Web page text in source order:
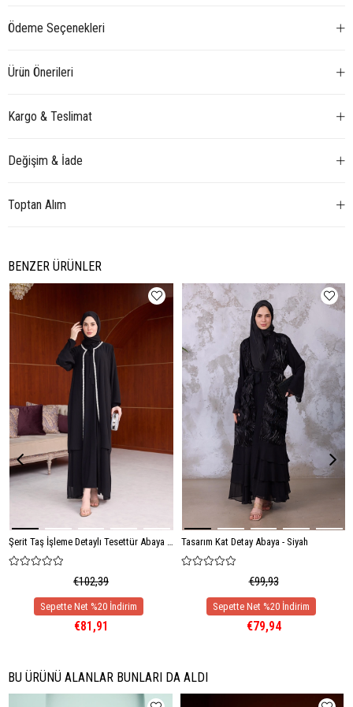
Ödeme Seçenekleri
Ürün Önerileri
Kargo & Teslimat
Değişim & İade
Toptan Alım
BENZER ÜRÜNLER
€102,39
€81,91
Tasarım Kat Detay Abaya - Siyah
€99,93
€79,94
BU ÜRÜNÜ ALANLAR BUNLARI DA ALDI